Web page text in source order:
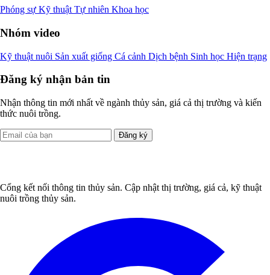
Phóng sự Kỹ thuật Tự nhiên Khoa học
Nhóm video
Kỹ thuật nuôi Sản xuất giống Cá cảnh Dịch bệnh Sinh học Hiện trạng
Đăng ký nhận bản tin
Nhận thông tin mới nhất về ngành thủy sản, giá cả thị trường và kiến
thức nuôi trồng.
Đăng ký
Cổng kết nối thông tin thủy sản. Cập nhật thị trường, giá cả, kỹ thuật
nuôi trồng thủy sản.